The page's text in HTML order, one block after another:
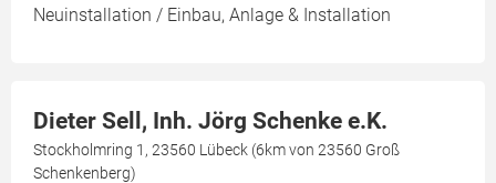
Neuinstallation / Einbau, Anlage & Installation
Dieter Sell, Inh. Jörg Schenke e.K.
Stockholmring 1, 23560 Lübeck (6km von 23560 Groß
Schenkenberg)